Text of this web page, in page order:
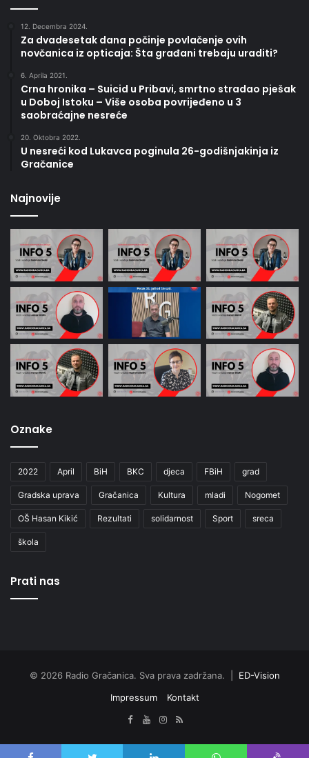
12. Decembra 2024.
Za dvadesetak dana počinje povlačenje ovih
novčanica iz opticaja: Šta građani trebaju uraditi?
6. Aprila 2021.
Crna hronika – Suicid u Pribavi, smrtno stradao pješak
u Doboj Istoku – Više osoba povrijeđeno u 3
saobraćajne nesreće
20. Oktobra 2022.
U nesreći kod Lukavca poginula 26-godišnjakinja iz
Gračanice
Najnovije
Oznake
2022 April BiH BKC djeca FBiH grad
Gradska uprava Gračanica Kultura mladi Nogomet
OŠ Hasan Kikić Rezultati solidarnost Sport sreca
škola
Prati nas
© 2026 Radio Gračanica. Sva prava zadržana. | ED-Vision
Impressum
Kontakt